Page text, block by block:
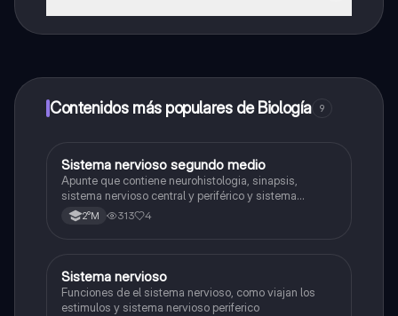
a determinadas funciones.
Contenidos más populares de Biología 9
Biología
Sistema nervioso segundo medio
Apunte que contiene neurohistologia, sinapsis,
sistema nervioso central y periférico y sistema
endocrino
2°M 313 4
SBiología
Sistema nervioso
Funciones de el sistema nervioso, como viajan los
estimulos y sistema nervioso periferico